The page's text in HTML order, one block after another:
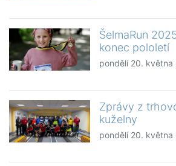
ŠelmaRun
konec pololetí
pondělí 20. května
Zprávy z
kuželny
pondělí 20. května